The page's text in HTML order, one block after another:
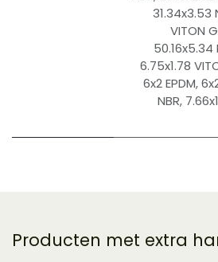
31.34x3.53
VITON
50.16x5.34
6.75x1.78
6x2 EPDM,
NBR,
Producten met extra